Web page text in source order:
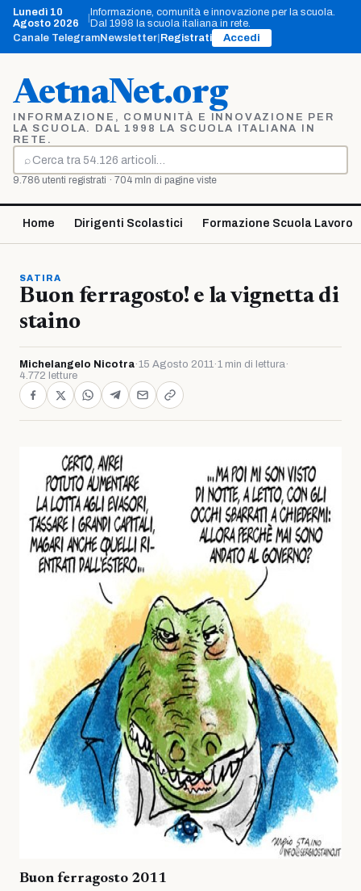
Vai
contenuto
Lunedì 10
Agosto 2026
Informazione, comunità e innovazione per la scuola.
Dal 1998 la scuola italiana in rete.
Canale TelegramNewsletter Registrati Accedi
AetnaNet.org
INFORMAZIONE, COMUNITÀ E INNOVAZIONE PER
LA SCUOLA. DAL 1998 LA SCUOLA ITALIANA IN
RETE.
⌕
Cerca
9.786 utenti registrati · 704 mln di pagine viste
Home Dirigenti Scolastici Formazione Scuola Lavoro
SATIRA
Buon ferragosto! e la vignetta di
staino
Michelangelo Nicotra·15 Agosto 2011·1 min di lettura·
4.772 letture
Buon ferragosto 2011